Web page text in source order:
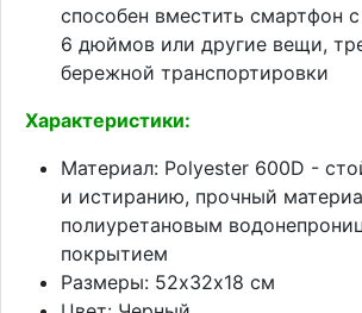
способен вместить смартфон
6 дюймов или другие вещи,
бережной транспортировки
Характеристики:
Материал: Polyester 600D -
и истиранию, прочный
полиуретановым
покрытием
Размеры: 52х32х18 см